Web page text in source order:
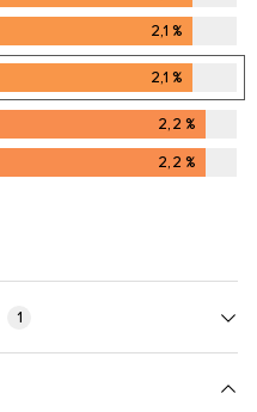
2,1 %
2,1 %
2,2 %
2,2 %
1